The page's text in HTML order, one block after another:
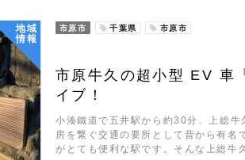
地域
情報
市原市 千葉県 市原市
市原牛久の超小型 EV 車
イブ！
小湊鐵道で五井駅から約30分、上総
房を繋ぐ交通の要所として昔から有名
がとても便利な駅です。そんな上総